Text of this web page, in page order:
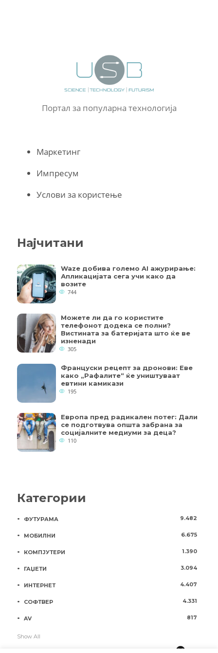
Портал за популарна технологија
Маркетинг
Импресум
Услови за користење
Најчитани
Waze добива големо AI ажурирање:
Апликацијата сега учи како да
возите
744
Можете ли да го користите
телефонот додека се полни?
Вистината за батеријата што ќе ве
изненади
305
Француски рецепт за дронови: Еве
како „Рафалите“ ќе уништуваат
евтини камикази
195
Европа пред радикален потег: Дали
се подготвува општа забрана за
социјалните медиуми за деца?
110
Категории
ФУТУРАМА 9.482
МОБИЛНИ 6.675
КОМПЈУТЕРИ 1.390
ГАЏЕТИ 3.094
ИНТЕРНЕТ 4.407
СОФТВЕР 4.331
AV 817
Show All